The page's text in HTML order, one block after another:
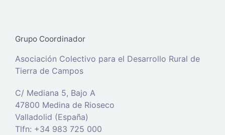
Grupo Coordinador
Asociación Colectivo para el Desarrollo Rural de
Tierra de Campos
C/ Mediana 5, Bajo A
47800 Medina de Rioseco
Valladolid (España)
Tlfn: +34 983 725 000